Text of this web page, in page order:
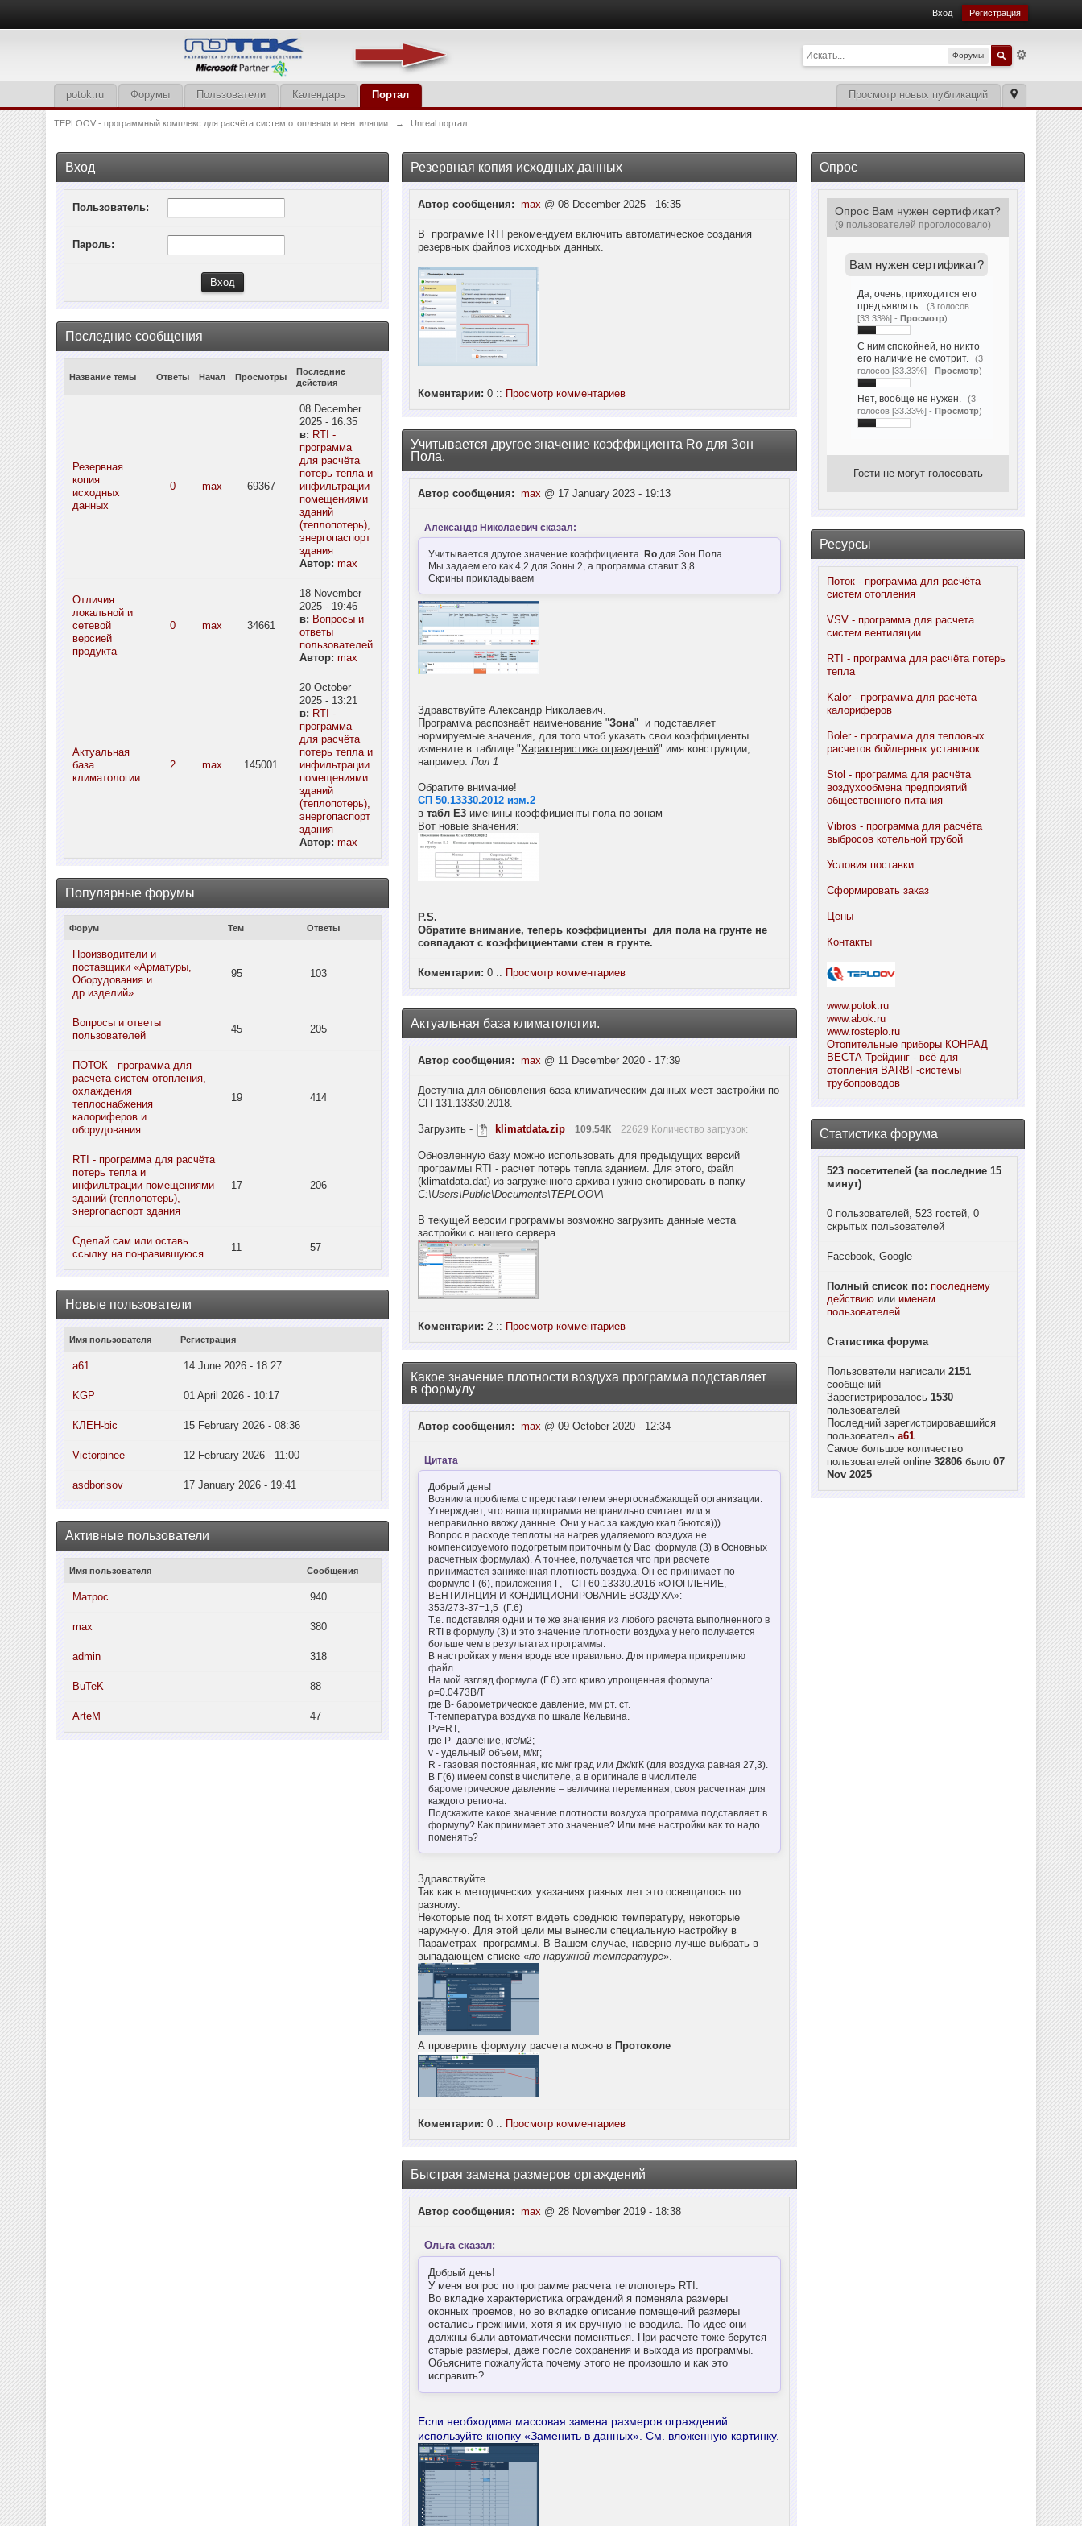
Вход Регистрация
Форумы
Просмотр новых публикаций
potok.ru Форумы Пользователи Календарь Портал
TEPLOOV - программный комплекс для расчёта систем отопления и вентиляции → Unreal портал
Вход
Пользователь:
Пароль:
Последние сообщения
Название темы Ответы Начал Просмотры
Последние
действия
Резервная
копия
исходных
данных
0 max 69367
08 December
2025 - 16:35
в: RTI -
программа
для расчёта
потерь тепла и
инфильтрации
помещениями
зданий
(теплопотерь),
энергопаспорт
здания
Автор:max
Отличия
локальной и
сетевой
версией
продукта
0 max 34661
18 November
2025 - 19:46
в: Вопросы и
ответы
пользователей
Автор:max
Актуальная
база
климатологии.
2 max 145001
20 October
2025 - 13:21
в: RTI -
программа
для расчёта
потерь тепла и
инфильтрации
помещениями
зданий
(теплопотерь),
энергопаспорт
здания
Автор:max
Популярные форумы
Форум Тем Ответы
Производители и
поставщики «Арматуры,
Оборудования и
др.изделий»
95 103
Вопросы и ответы
пользователей
45 205
ПОТОК - программа для
расчета систем отопления,
охлаждения
теплоснабжения
калориферов и
оборудования
19 414
RTI - программа для расчёта
потерь тепла и
инфильтрации помещениями
зданий (теплопотерь),
энергопаспорт здания
17 206
Сделай сам или оставь
ссылку на понравившуюся
11 57
Новые пользователи
Имя пользователя Регистрация
a61 14 June 2026 - 18:27
KGP 01 April 2026 - 10:17
КЛЕН-bic 15 February 2026 - 08:36
Victorpinee 12 February 2026 - 11:00
asdborisov 17 January 2026 - 19:41
Активные пользователи
Имя пользователя Сообщения
Матрос 940
max 380
admin 318
BuTeK 88
ArteM 47
Резервная копия исходных данных
Автор сообщения: max @ 08 December 2025 - 16:35
В программе RTI рекомендуем включить автоматическое создания
резервных файлов исходных данных.
Коментарии: 0 :: Просмотр комментариев
Учитывается другое значение коэффициента Ro для Зон
Пола.
Автор сообщения: max @ 17 January 2023 - 19:13
Александр Николаевич сказал:
Учитывается другое значение коэффициентаRo для Зон Пола.
Мы задаем его как 4,2 для Зоны 2, а программа ставит 3,8.
Скрины прикладываем
Здравствуйте Александр Николаевич.
Программа распознаёт наименование "Зона" и подставляет
нормируемые значения, для того чтоб указать свои коэффициенты
измените в таблице "Характеристика ограждений" имя конструкции,
например:Пол 1
Обратите внимание!
СП 50.13330.2012 изм.2
втабл Е3 именины коэффициенты пола по зонам
Вот новые значения:
P.S.
Обратите внимание, теперь коэффициенты для пола на грунте не
совпадают с коэффициентами стен в грунте.
Коментарии: 0 :: Просмотр комментариев
Актуальная база климатологии.
Автор сообщения: max @ 11 December 2020 - 17:39
Доступна для обновления база климатических данных мест застройки по
СП 131.13330.2018.
Загрузить - klimatdata.zip 109.54К 22629 Количество загрузок:
Обновленную базу можно использовать для предыдущих версий
программы RTI - расчет потерь тепла зданием. Для этого, файл
(klimatdata.dat) из загруженного архива нужно скопировать в папку
C:\Users\Public\Documents\TEPLOOV\
В текущей версии программы возможно загрузить данные места
застройки с нашего сервера.
Коментарии: 2 :: Просмотр комментариев
Какое значение плотности воздуха программа подставляет
в формулу
Автор сообщения: max @ 09 October 2020 - 12:34
Цитата
Добрый день!
Возникла проблема с представителем энергоснабжающей организации.
Утверждает, что ваша программа неправильно считает или я
неправильно ввожу данные. Они у нас за каждую ккал бьются)))
Вопрос в расходе теплоты на нагрев удаляемого воздуха не
компенсируемого подогретым приточным (у Вас формула (3) в Основных
расчетных формулах). А точнее, получается что при расчете
принимается заниженная плотность воздуха. Он ее принимает по
формуле Г(6), приложения Г, СП 60.13330.2016 «ОТОПЛЕНИЕ,
ВЕНТИЛЯЦИЯ И КОНДИЦИОНИРОВАНИЕ ВОЗДУХА»:
353/273-37=1,5 (Г.6)
Т.е. подставляя одни и те же значения из любого расчета выполненного в
RTI в формулу (3) и это значение плотности воздуха у него получается
больше чем в результатах программы.
В настройках у меня вроде все правильно. Для примера прикрепляю
файл.
На мой взгляд формула (Г.6) это криво упрощенная формула:
ρ=0.0473B/T
где В- барометрическое давление, мм рт. ст.
Т-температура воздуха по шкале Кельвина.
Pv=RT,
где Р- давление, кгс/м2;
v - удельный объем, м/кг;
R - газовая постоянная, кгс м/кг град или Дж/кгК (для воздуха равная 27,3).
В Г(6) имеем const в числителе, а в оригинале в числителе
барометрическое давление – величина переменная, своя расчетная для
каждого региона.
Подскажите какое значение плотности воздуха программа подставляет в
формулу? Как принимает это значение? Или мне настройки как то надо
поменять?
Здравствуйте.
Так как в методических указаниях разных лет это освещалось по
разному.
Некоторые под tн хотят видеть среднюю температуру, некоторые
наружную. Для этой цели мы вынесли специальную настройку в
Параметрах программы. В Вашем случае, наверно лучше выбрать в
выпадающем списке «по наружной температуре».
А проверить формулу расчета можно в Протоколе
Коментарии: 0 :: Просмотр комментариев
Быстрая замена размеров оргаждений
Автор сообщения: max @ 28 November 2019 - 18:38
Ольга сказал:
Добрый день!
У меня вопрос по программе расчета теплопотерь RTI.
Во вкладке характеристика ограждений я поменяла размеры
оконных проемов, но во вкладке описание помещений размеры
остались прежними, хотя я их вручную не вводила. По идее они
должны были автоматически поменяться. При расчете тоже берутся
старые размеры, даже после сохранения и выхода из программы.
Объясните пожалуйста почему этого не произошло и как это
исправить?
Если необходима массовая замена размеров ограждений
используйте кнопку «Заменить в данных». См. вложенную картинку.
Опрос
Опрос Вам нужен сертификат?
(9 пользователей проголосовало)
Вам нужен сертификат?
Да, очень, приходится его
предъявлять.
(3 голосов
[33.33%] -Просмотр)
С ним спокойней, но никто
его наличие не смотрит.
(3
голосов [33.33%] -Просмотр)
Нет, вообще не нужен.
(3
голосов [33.33%] -Просмотр)
Гости не могут голосовать
Ресурсы
Поток - программа для расчёта
систем отопления
VSV - программа для расчета
систем вентиляции
RTI - программа для расчёта потерь
тепла
Kalor - программа для расчёта
калориферов
Boler - программа для тепловых
расчетов бойлерных установок
Stol - программа для расчёта
воздухообмена предприятий
общественного питания
Vibros - программа для расчёта
выбросов котельной трубой
Условия поставки
Сформировать заказ
Цены
Контакты
www.potok.ru
www.abok.ru
www.rosteplo.ru
Отопительные приборы КОНРАД
ВЕСТА-Трейдинг - всё для
отопления BARBI -системы
трубопроводов
Статистика форума
523 посетителей (за последние 15
минут)
0 пользователей, 523 гостей, 0
скрытых пользователей
Facebook, Google
Полный список по: последнему
действию или именам
пользователей
Статистика форума
Пользователи написали2151
сообщений
Зарегистрировалось1530
пользователей
Последний зарегистрировавшийся
пользовательa61
Самое большое количество
пользователей online32806 было07
Nov 2025